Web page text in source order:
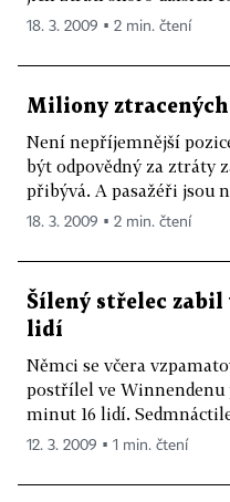
18. 3. 2009 ▪ 2 min. čtení
Miliony
Není nepříjemnější
být odpovědný za ztráty
přibývá. A pasažéři jsou
18. 3. 2009 ▪ 2 min. čtení
Šílený střelec zabil
lidí
Němci se včera
postřílel ve
minut 16 lidí.
12. 3. 2009 ▪ 1 min. čtení